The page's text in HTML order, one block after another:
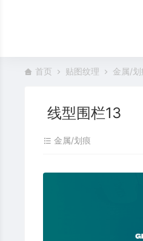
首页 贴图纹理 金属/划
线型围栏13
金属/划痕